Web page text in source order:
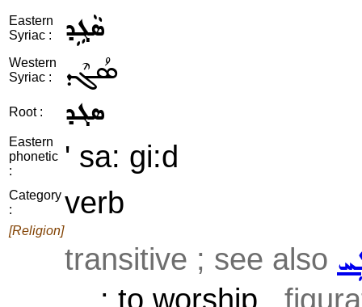
Eastern
Syriac :
ܣܵܓܹܕ
Western
Syriac :
ܣܳܓܶܕ
Root : ܣܓܕ
Eastern
phonetic
:
' sa: gi:d
Category
:
verb
[Religion]
transitive ; see also
... : to worship ,